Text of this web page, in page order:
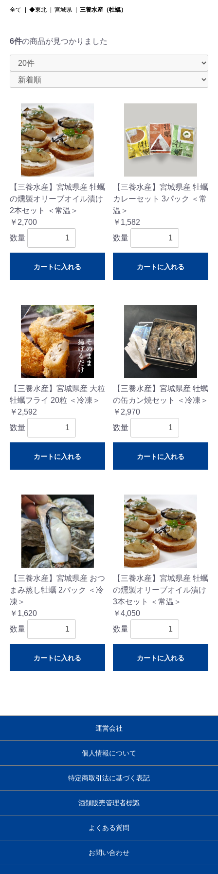
全て | ◆東北 | 宮城県 | 三養水産（牡蠣）
6件の商品が見つかりました
【三養水産】宮城県産 牡蠣
の燻製オリーブオイル漬け
2本セット ＜常温＞
￥2,700
数量
カートに入れる
【三養水産】宮城県産 牡蠣
カレーセット 3パック ＜常
温＞
￥1,582
数量
カートに入れる
【三養水産】宮城県産 大粒
牡蠣フライ 20粒 ＜冷凍＞
￥2,592
数量
カートに入れる
【三養水産】宮城県産 牡蠣
の缶カン焼セット ＜冷凍＞
￥2,970
数量
カートに入れる
【三養水産】宮城県産 おつ
まみ蒸し牡蠣 2パック ＜冷
凍＞
￥1,620
数量
カートに入れる
【三養水産】宮城県産 牡蠣
の燻製オリーブオイル漬け
3本セット ＜常温＞
￥4,050
数量
カートに入れる
運営会社
個人情報について
特定商取引法に基づく表記
酒類販売管理者標識
よくある質問
お問い合わせ